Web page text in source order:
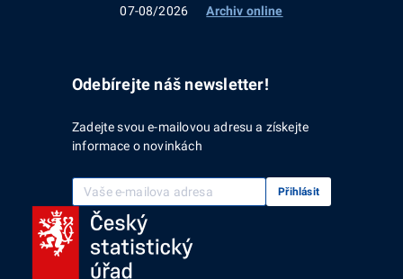
07-08/2026 Archiv online
Odebírejte náš newsletter!
Zadejte svou e-mailovou adresu a získejte
informace o novinkách
Vaše e-mailová adresa Přihlásit